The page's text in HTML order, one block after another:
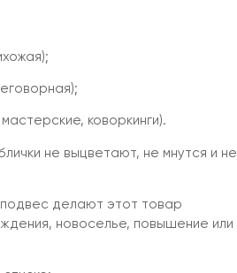
коворкинги).
не выцветают, не мнутся и не
делают этот товар
новоселье, повышение или